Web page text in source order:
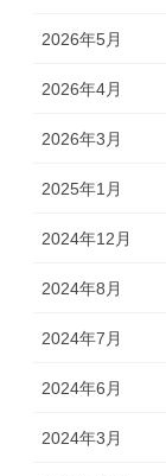
2026年5月
2026年4月
2026年3月
2025年1月
2024年12月
2024年8月
2024年7月
2024年6月
2024年3月